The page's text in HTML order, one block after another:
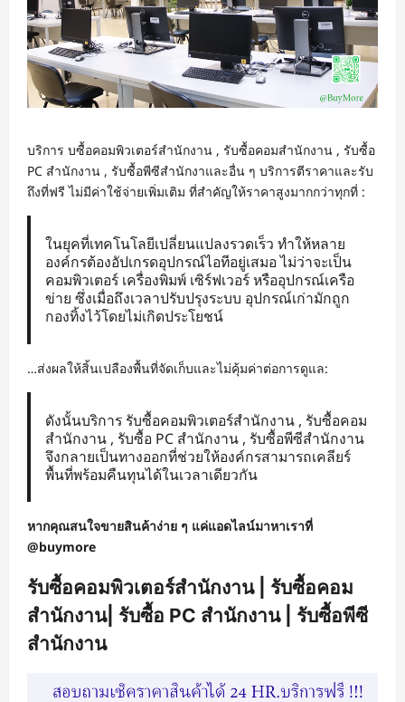
บริการ บซื้อคอมพิวเตอร์สำนักงาน , รับซื้อคอมสำนักงาน , รับซื้อ
PC สำนักงาน , รับซื้อพีซีสำนักงาและอื่น ๆ บริการตีราคาและรับ
ถึงที่ฟรี ไม่มีค่าใช้จ่ายเพิ่มเติม ที่สำคัญให้ราคาสูงมากกว่าทุกที่ :
ในยุคที่เทคโนโลยีเปลี่ยนแปลงรวดเร็ว ทำให้หลาย
องค์กรต้องอัปเกรดอุปกรณ์ไอทีอยู่เสมอ ไม่ว่าจะเป็น
คอมพิวเตอร์ เครื่องพิมพ์ เซิร์ฟเวอร์ หรืออุปกรณ์เครือ
ข่าย ซึ่งเมื่อถึงเวลาปรับปรุงระบบ อุปกรณ์เก่ามักถูก
กองทิ้งไว้โดยไม่เกิดประโยชน์
…ส่งผลให้สิ้นเปลืองพื้นที่จัดเก็บและไม่คุ้มค่าต่อการดูแล:
ดังนั้นบริการ รับซื้อคอมพิวเตอร์สำนักงาน , รับซื้อคอม
สำนักงาน , รับซื้อ PC สำนักงาน , รับซื้อพีซีสำนักงาน
จึงกลายเป็นทางออกที่ช่วยให้องค์กรสามารถเคลียร์
พื้นที่พร้อมคืนทุนได้ในเวลาเดียวกัน
หากคุณสนใจขายสินค้าง่าย ๆ แค่แอดไลน์มาหาเราที่
@buymore
รับซื้อคอมพิวเตอร์สำนักงาน | รับซื้อคอม
สำนักงาน| รับซื้อ PC สำนักงาน | รับซื้อพีซี
สำนักงาน